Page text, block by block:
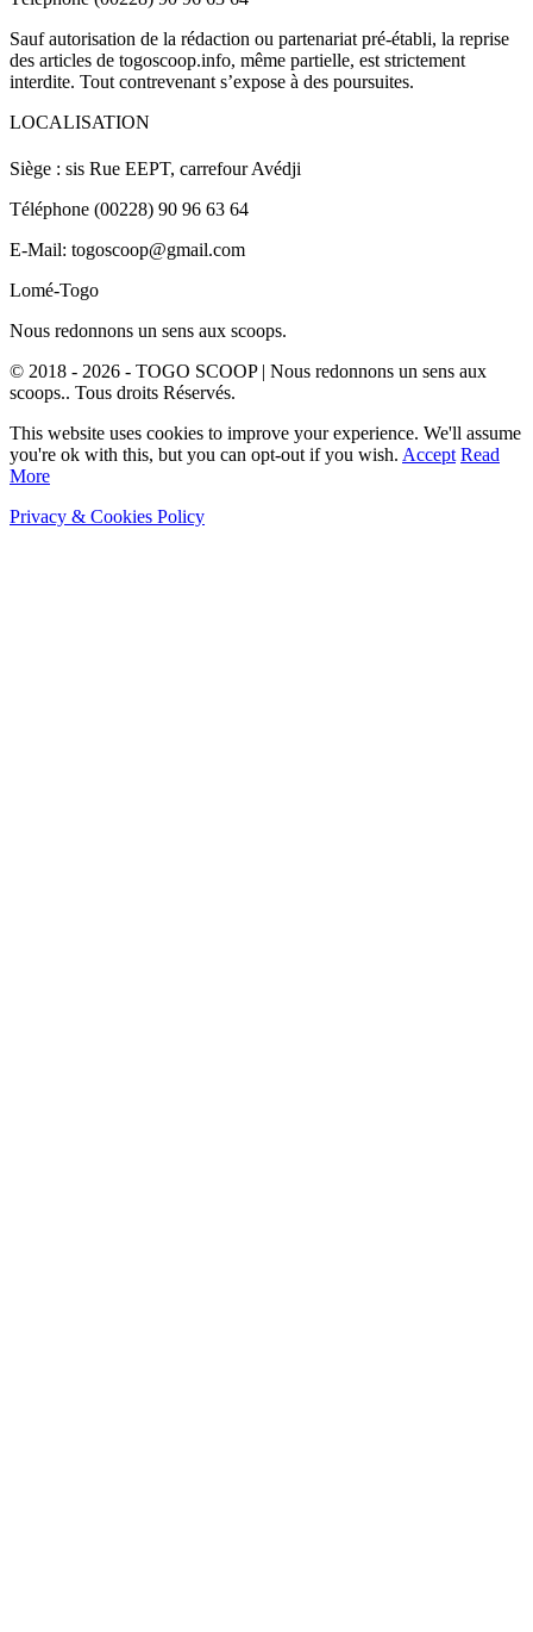
Sauf autorisation de la rédaction ou partenariat pré-établi, la reprise
des articles de togoscoop.info, même partielle, est strictement
interdite. Tout contrevenant s’expose à des poursuites.
LOCALISATION
Siège : sis Rue EEPT, carrefour Avédji
Téléphone (00228) 90 96 63 64
E-Mail: togoscoop@gmail.com
Lomé-Togo
Nous redonnons un sens aux scoops.
© 2018 - 2026 - TOGO SCOOP | Nous redonnons un sens aux
scoops.. Tous droits Réservés.
This website uses cookies to improve your experience. We'll assume
you're ok with this, but you can opt-out if you wish. Accept Read
More
Privacy & Cookies Policy